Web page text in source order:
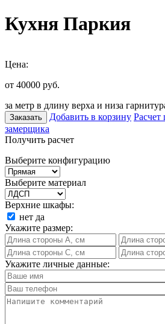
Кухня Паркия
Цена:
от 40000 руб.
за метр в длину верха и низа
Заказать Добавить в корзину Расчет
замерщика
Получить расчет
Выберите конфигурацию
Выберите материал
Верхние шкафы:
нет да
Укажите размер:
Укажите личные данные: